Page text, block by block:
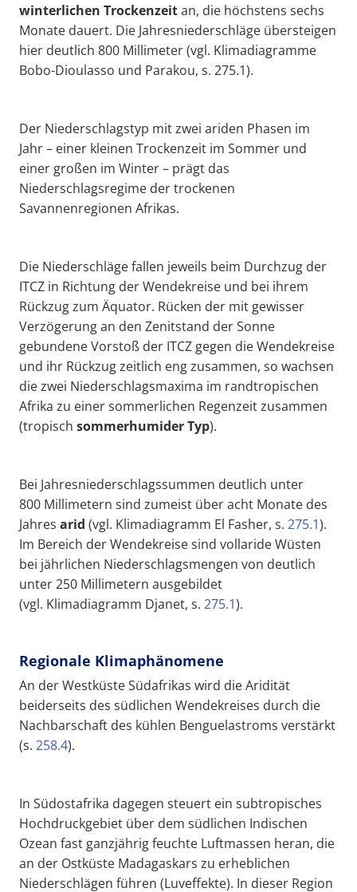
winterlichen Trockenzeitan, die höchstens sechs
Monate dauert. Die Jahresniederschläge übersteigen
hier deutlich 800 Millimeter (vgl. Klimadiagramme
Bobo-Dioulasso und Parakou, s. 275.1).
Der Niederschlagstyp mit zwei ariden Phasen im
Jahr – einer kleinen Trockenzeit im Sommer und
einer großen im Winter – prägt das
Niederschlagsregime der trockenen
Savannenregionen Afrikas.
Die Niederschläge fallen jeweils beim Durchzug der
ITCZ in Richtung der Wendekreise und bei ihrem
Rückzug zum Äquator. Rücken der mit gewisser
Verzögerung an den Zenitstand der Sonne
gebundene Vorstoß der ITCZ gegen die Wendekreise
und ihr Rückzug zeitlich eng zusammen, so wachsen
die zwei Niederschlagsmaxima im randtropischen
Afrika zu einer sommerlichen Regenzeit zusammen
(tropisch sommerhumider Typ).
Bei Jahresniederschlagssummen deutlich unter
800 Millimetern sind zumeist über acht Monate des
Jahres arid (vgl. Klimadiagramm El Fasher, s. 275.1).
Im Bereich der Wendekreise sind vollaride Wüsten
bei jährlichen Niederschlagsmengen von deutlich
unter 250 Millimetern ausgebildet
(vgl. Klimadiagramm Djanet, s. 275.1).
Regionale Klimaphänomene
An der Westküste Südafrikas wird die Aridität
beiderseits des südlichen Wendekreises durch die
Nachbarschaft des kühlen Benguelastroms verstärkt
(s. 258.4).
In Südostafrika dagegen steuert ein subtropisches
Hochdruckgebiet über dem südlichen Indischen
Ozean fast ganzjährig feuchte Luftmassen heran, die
an der Ostküste Madagaskars zu erheblichen
Niederschlägen führen (Luveffekte). In dieser Region